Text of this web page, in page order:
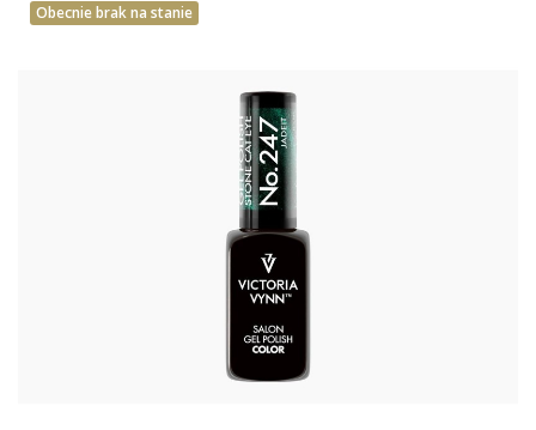
Obecnie brak na stanie